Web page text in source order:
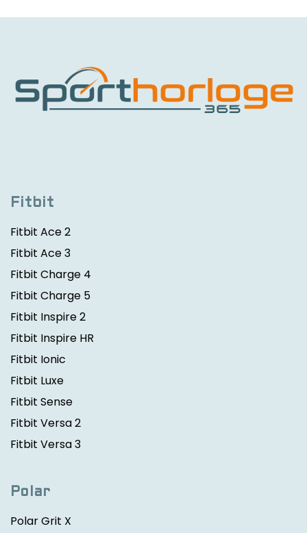
Fitbit
Fitbit Ace 2
Fitbit Ace 3
Fitbit Charge 4
Fitbit Charge 5
Fitbit Inspire 2
Fitbit Inspire HR
Fitbit Ionic
Fitbit Luxe
Fitbit Sense
Fitbit Versa 2
Fitbit Versa 3
Polar
Polar Grit X